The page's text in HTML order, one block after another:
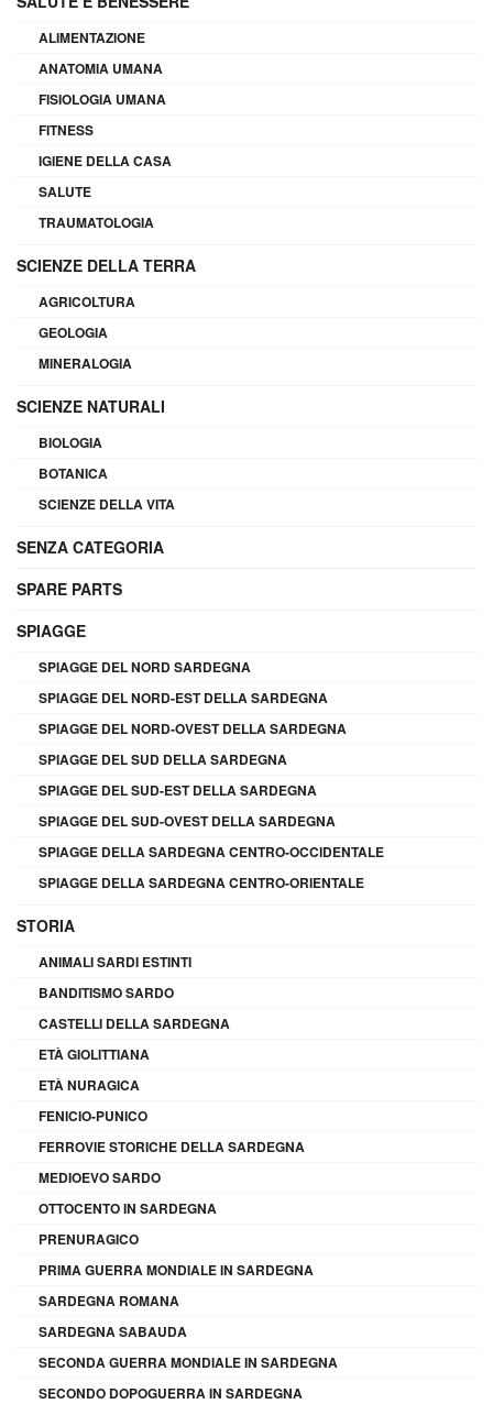
ALIMENTAZIONE
ANATOMIA UMANA
FISIOLOGIA UMANA
FITNESS
IGIENE DELLA CASA
SALUTE
TRAUMATOLOGIA
SCIENZE DELLA TERRA
AGRICOLTURA
GEOLOGIA
MINERALOGIA
SCIENZE NATURALI
BIOLOGIA
BOTANICA
SCIENZE DELLA VITA
SENZA CATEGORIA
SPARE PARTS
SPIAGGE
SPIAGGE DEL NORD SARDEGNA
SPIAGGE DEL NORD-EST DELLA SARDEGNA
SPIAGGE DEL NORD-OVEST DELLA SARDEGNA
SPIAGGE DEL SUD DELLA SARDEGNA
SPIAGGE DEL SUD-EST DELLA SARDEGNA
SPIAGGE DEL SUD-OVEST DELLA SARDEGNA
SPIAGGE DELLA SARDEGNA CENTRO-OCCIDENTALE
SPIAGGE DELLA SARDEGNA CENTRO-ORIENTALE
STORIA
ANIMALI SARDI ESTINTI
BANDITISMO SARDO
CASTELLI DELLA SARDEGNA
ETÀ GIOLITTIANA
ETÀ NURAGICA
FENICIO-PUNICO
FERROVIE STORICHE DELLA SARDEGNA
MEDIOEVO SARDO
OTTOCENTO IN SARDEGNA
PRENURAGICO
PRIMA GUERRA MONDIALE IN SARDEGNA
SARDEGNA ROMANA
SARDEGNA SABAUDA
SECONDA GUERRA MONDIALE IN SARDEGNA
SECONDO DOPOGUERRA IN SARDEGNA